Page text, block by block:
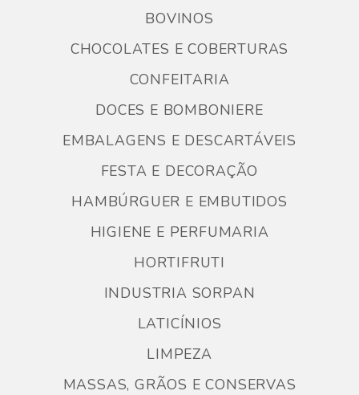
BOVINOS
CHOCOLATES E COBERTURAS
CONFEITARIA
DOCES E BOMBONIERE
EMBALAGENS E DESCARTÁVEIS
FESTA E DECORAÇÃO
HAMBÚRGUER E EMBUTIDOS
HIGIENE E PERFUMARIA
HORTIFRUTI
INDUSTRIA SORPAN
LATICÍNIOS
LIMPEZA
MASSAS, GRÃOS E CONSERVAS